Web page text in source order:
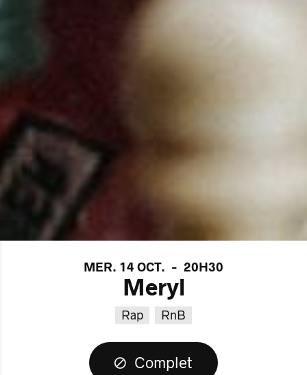
MER. 14 OCT. - 20H30
Meryl
Rap RnB
Complet